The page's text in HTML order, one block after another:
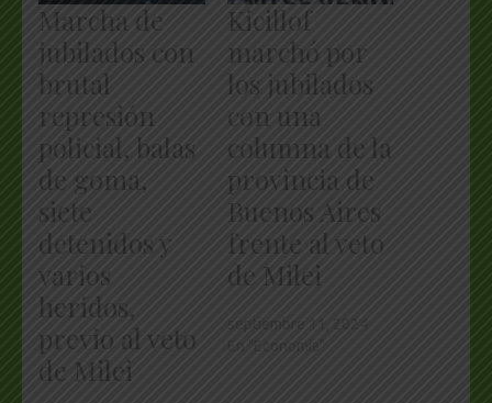
Marcha de
jubilados con
brutal
represión
policial, balas
de goma,
siete
detenidos y
varios
heridos,
previo al veto
de Milei
Kicillof
marchó por
los jubilados
con una
columna de la
provincia de
Buenos Aires
frente al veto
de Milei